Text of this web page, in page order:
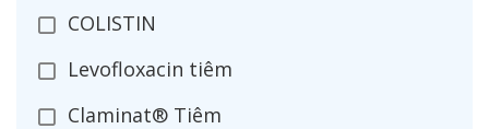
COLISTIN
Levofloxacin tiêm
Claminat® Tiêm